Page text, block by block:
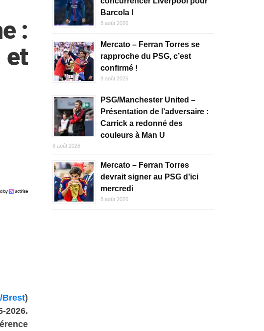
:
et
Brest)
2026.
Barcola !
8 août 2026
Mercato – Ferran Torres se
rapproche du PSG, c’est
confirmé !
8 août 2026
PSG/Manchester United –
Présentation de l’adversaire :
Carrick a redonné des
couleurs à Man U
8 août 2026
Mercato – Ferran Torres
devrait signer au PSG d’ici
mercredi
8 août 2026